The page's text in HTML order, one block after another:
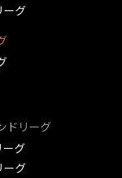
ーグ
ドリーグ
ーグ
ーグ